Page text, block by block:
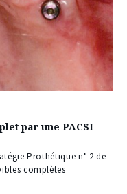
par une PACSI
Prothétique n° 2 de
complètes